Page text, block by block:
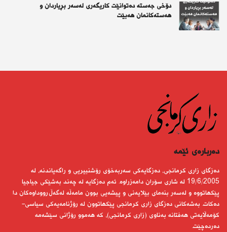
دۆخی جەستە دەتوانێت کاریگەری لەسەر بڕیاردان و
هەستەکانمان هەبێت
دەربارەى ئێمە
دەزگای زاری كرمانجی، دەزگایەكی سەربەخۆی رۆشنبیریی و راگەیاندنە، لە
19/6/2005 لە شاری سۆران دامەزراوە. ئەم دەزگایە لە چەند بەشێكی جیاجیا
پێكهاتووە و لەسەر بنەمای بێلایەنی و پیشەیی بوون مامەڵە لەگەڵ رووداوەكان دا
دەكات. بەشەكانی دەزگای زاری كرمانجی پێكهاتوون لە رۆژنامەیەكی سیاسی-
كۆمەڵایەتی هەفتانە بەناوی (زاری كرمانجی)، كە هەموو رۆژانی سێشەمە
دەردەچێت.